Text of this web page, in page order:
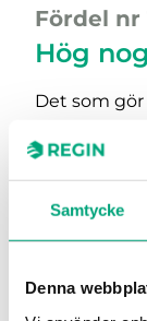
Samtycke
Denna
Fördel nr
Hög
Det som
temperatur,
°C